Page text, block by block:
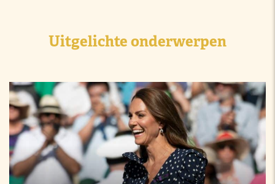
Uitgelichte onderwerpen